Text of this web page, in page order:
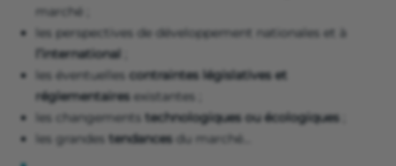
marché ;
les perspectives de développement nationales et à
l’international
les éventuelles contraintes législatives et
réglementaires existantes ;
les changements technologiques ou écologiques
les grandes tendances du marché…